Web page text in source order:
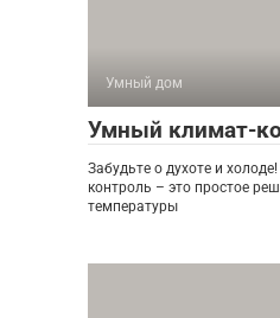
Умный дом
Умный климат-
Забудьте о духоте и
контроль – это простое
температуры